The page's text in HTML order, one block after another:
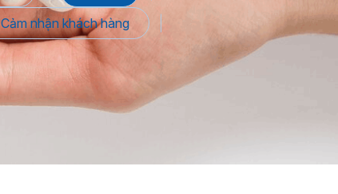
Cảm nhận khách hàng